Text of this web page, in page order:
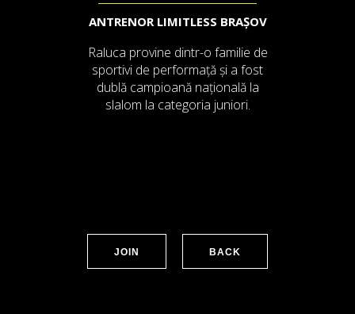
ANTRENOR LIMITLESS BRAȘOV
Raluca provine dintr-o familie de
sportivi de performață și a fost
dublă campioană națională la
slalom la categoria juniori.
JOIN BACK